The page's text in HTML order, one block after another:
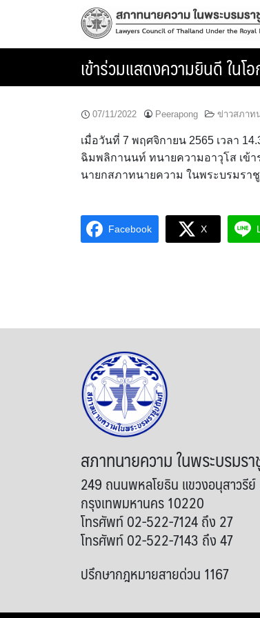
เข้าร่วมแสดงความยินดี ในโ
07/11/2022 Peerapong ข่าวสภาท
เมื่อวันที่ 7 พฤศจิกายน 2565 เวลา
ฉิมพลิกานนท์ ทนายความอาวุโส เข้า
นายกสภาทนายความ ในพระบรมรา
Facebook X
สภาทนายความ ในพระบรมร
249 ถนนพหลโยธิน แขวงอนุสาวรีย์
กรุงเทพมหานคร 10220
โทรศัพท์ 02-522-7124 ถึง 27
โทรศัพท์ 02-522-7143 ถึง 47
ปรึกษากฎหมายสายด่วน 1167